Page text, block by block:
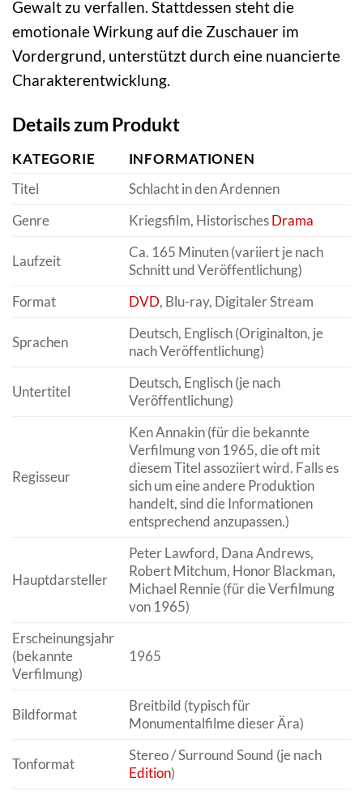
Gewalt zu verfallen. Stattdessen steht die
emotionale Wirkung auf die Zuschauer im
Vordergrund, unterstützt durch eine nuancierte
Charakterentwicklung.
Details zum Produkt
KATEGORIE
INFORMATIONEN
Titel
Schlacht in den Ardennen
Genre
Kriegsfilm, HistorischesDrama
Laufzeit
Ca. 165 Minuten (variiert je nach
Schnitt und Veröffentlichung)
Format
DVD, Blu-ray, Digitaler Stream
Sprachen
Deutsch, Englisch (Originalton, je
nach Veröffentlichung)
Untertitel
Deutsch, Englisch (je nach
Veröffentlichung)
Regisseur
Ken Annakin (für die bekannte
Verfilmung von 1965, die oft mit
diesem Titel assoziiert wird. Falls es
sich um eine andere Produktion
handelt, sind die Informationen
entsprechend anzupassen.)
Hauptdarsteller
Peter Lawford, Dana Andrews,
Robert Mitchum, Honor Blackman,
Michael Rennie (für die Verfilmung
von 1965)
Erscheinungsjahr
(bekannte
Verfilmung)
1965
Bildformat
Breitbild (typisch für
Monumentalfilme dieser Ära)
Tonformat
Stereo / Surround Sound (je nach
Edition)